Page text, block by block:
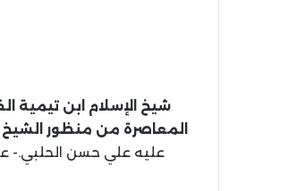
شيخ الإسلام ابن تيمية
المعاصرة من منظور
عليه علي حسن الحلبي.- عمّان: